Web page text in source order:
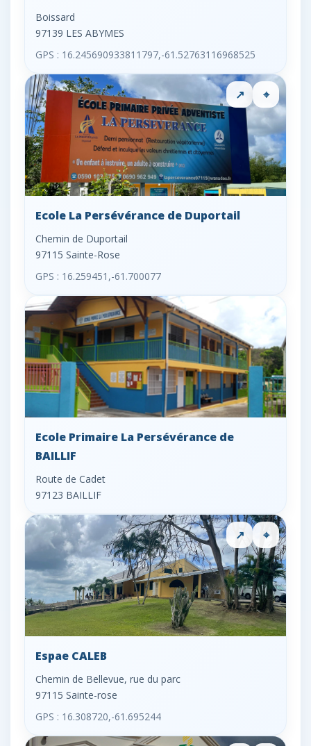
Boissard
97139 LES ABYMES
GPS : 16.245690933811797,-61.52763116968525
↗ ⌖
Ecole La Persévérance de Duportail
Chemin de Duportail
97115 Sainte-Rose
GPS : 16.259451,-61.700077
Ecole Primaire La Persévérance de
BAILLIF
Route de Cadet
97123 BAILLIF
↗ ⌖
Espae CALEB
Chemin de Bellevue, rue du parc
97115 Sainte-rose
GPS : 16.308720,-61.695244